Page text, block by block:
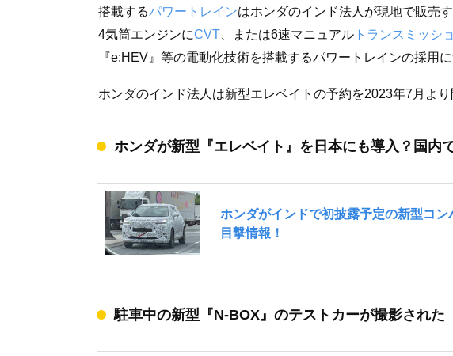
搭載するパワートレインはホンダのインド法人が現地で販売
4気筒エンジンにCVT 、または6速マニュアル トランスミッシ
『e:HEV』等の電動化技術を搭載するパワートレインの採用
ホンダのインド法人は新型エレベイトの予約を2023年7月より
ホンダが新型『エレベイト』を日本にも導入？国内
駐車中の新型『N-BOX』のテストカーが撮影された